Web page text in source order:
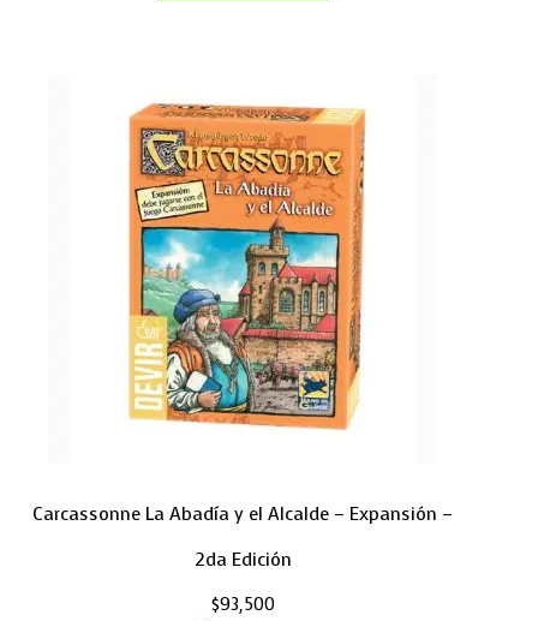
Carcassonne La Abadía y el Alcalde – Expansión –
2da Edición
$93,500